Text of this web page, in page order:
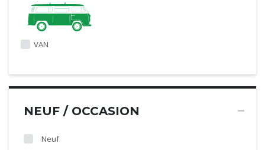
VAN
NEUF / OCCASION
Neuf